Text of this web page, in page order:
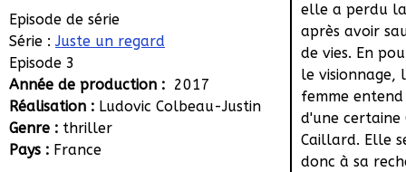
Episode de série
Série :Juste un regard
Episode 3
Année de production : 2017
Réalisation : Ludovic Colbeau-Justin
Genre : thriller
Pays : France
elle a perdu
après avoir
de vies. En
le visionnage,
femme
d'une certaine
Caillard. Elle
donc à sa